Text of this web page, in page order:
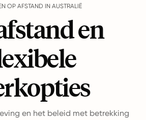
OP AFSTAND IN AUSTRALIË
en
en het beleid met betrekking